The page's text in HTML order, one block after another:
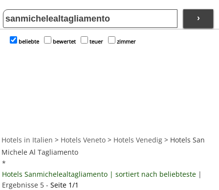
›
beliebte bewertet teuer zimmer
Hotels in Italien > Hotels Veneto > Hotels Venedig > Hotels San
Michele Al Tagliamento
*
Hotels Sanmichelealtagliamento | sortiert nach beliebteste |
Ergebnisse 5 -Seite 1/1